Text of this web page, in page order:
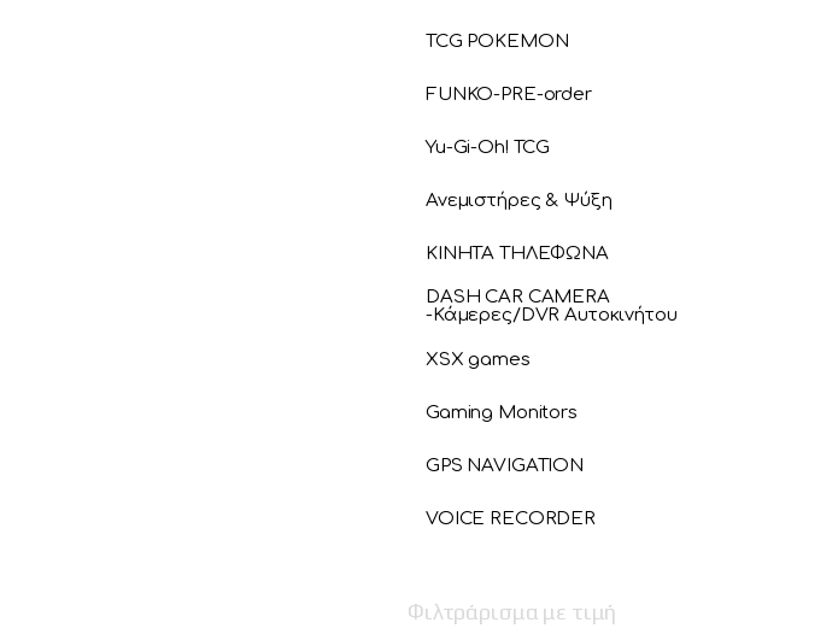
TCG POKEMON
FUNKO-PRE-order
Yu-Gi-Oh! TCG
Ανεμιστήρες & Ψύξη
ΚΙΝΗΤΑ ΤΗΛΕΦΩΝΑ
DASH CAR CAMERA
-Κάμερες/DVR Αυτοκινήτου
XSX games
Gaming Monitors
GPS NAVIGATION
VOICE RECORDER
Φιλτράρισμα με τιμή